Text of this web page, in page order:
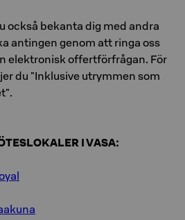
också bekanta dig med andra
antingen genom att ringa oss
elektronisk offertförfrågan. För
du "Inklusive utrymmen som
I VASA: